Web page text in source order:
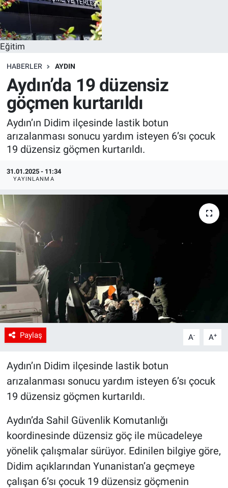
Eğitim
HABERLER AYDIN
Aydın’da 19 düzensiz
göçmen kurtarıldı
Aydın’ın Didim ilçesinde lastik botun
arızalanması sonucu yardım isteyen 6’sı çocuk
19 düzensiz göçmen kurtarıldı.
31.01.2025 - 11:34
YAYINLANMA
Paylaş A- A+
Aydın’ın Didim ilçesinde lastik botun
arızalanması sonucu yardım isteyen 6’sı çocuk
19 düzensiz göçmen kurtarıldı.
Aydın’da Sahil Güvenlik Komutanlığı
koordinesinde düzensiz göç ile mücadeleye
yönelik çalışmalar sürüyor. Edinilen bilgiye göre,
Didim açıklarından Yunanistan’a geçmeye
çalışan 6’sı çocuk 19 düzensiz göçmenin